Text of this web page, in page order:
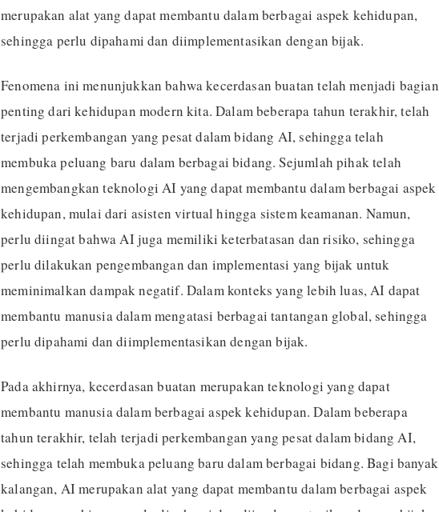
merupakan alat yang dapat membantu dalam berbagai aspek kehidupan,
sehingga perlu dipahami dan diimplementasikan dengan bijak.
Fenomena ini menunjukkan bahwa kecerdasan buatan telah menjadi bagian
penting dari kehidupan modern kita. Dalam beberapa tahun terakhir, telah
terjadi perkembangan yang pesat dalam bidang AI, sehingga telah
membuka peluang baru dalam berbagai bidang. Sejumlah pihak telah
mengembangkan teknologi AI yang dapat membantu dalam berbagai aspek
kehidupan, mulai dari asisten virtual hingga sistem keamanan. Namun,
perlu diingat bahwa AI juga memiliki keterbatasan dan risiko, sehingga
perlu dilakukan pengembangan dan implementasi yang bijak untuk
meminimalkan dampak negatif. Dalam konteks yang lebih luas, AI dapat
membantu manusia dalam mengatasi berbagai tantangan global, sehingga
perlu dipahami dan diimplementasikan dengan bijak.
Pada akhirnya, kecerdasan buatan merupakan teknologi yang dapat
membantu manusia dalam berbagai aspek kehidupan. Dalam beberapa
tahun terakhir, telah terjadi perkembangan yang pesat dalam bidang AI,
sehingga telah membuka peluang baru dalam berbagai bidang. Bagi banyak
kalangan, AI merupakan alat yang dapat membantu dalam berbagai aspek